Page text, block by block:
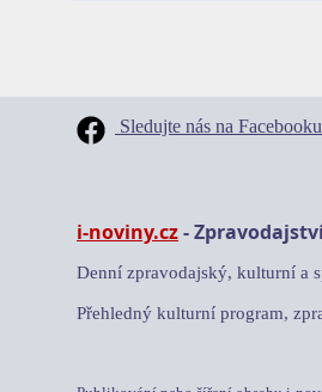
Sledujte nás na Facebooku
i-noviny.cz-
Denní zpravodajský, kulturní a
Přehledný kulturní program,